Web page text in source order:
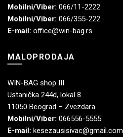
Mobilni/Viber: 066/11-2222
Mobilni/Viber: 066/355-222
E-mail: office@win-bag.rs
MALOPRODAJA
WIN-BAG shop III
Ustanička 244d, lokal 8
11050 Beograd – Zvezdara
Mobilni/Viber: 066556-5555
E-mail: kesezausisivac@gmail.com